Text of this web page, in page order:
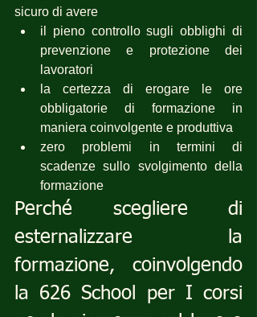
sicuro di avere
il pieno controllo sugli obblighi di
prevenzione e protezione dei
lavoratori
la certezza di erogare le ore
obbligatorie di formazione in
maniera coinvolgente e produttiva
zero problemi in termini di
scadenze sullo svolgimento della
formazione
Perché scegliere di
esternalizzare la
formazione, coinvolgendo
la 626 School per I corsi